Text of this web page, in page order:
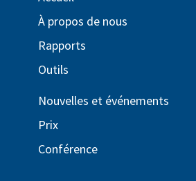
À propos de nous
Rapports
Outils
Nouvelles et événements
Prix
Conférence